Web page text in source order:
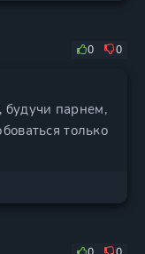
0 0
будучи парнем,
только